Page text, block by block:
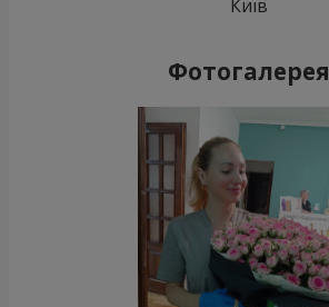
Київ
Фотогалерея